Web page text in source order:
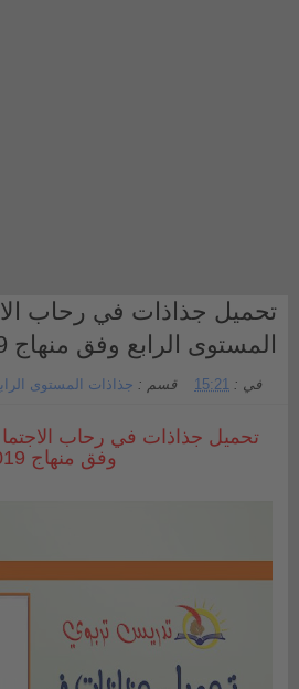
تحميل جذاذات في رحاب
المستوى الرابع وفق منهاج 2019
في : 15:21 قسم : جذاذات المستوى
تحميل جذاذات في رحاب
وفق منهاج 2019